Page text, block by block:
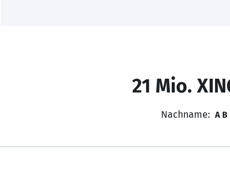
21 Mio.
Nachname: A B